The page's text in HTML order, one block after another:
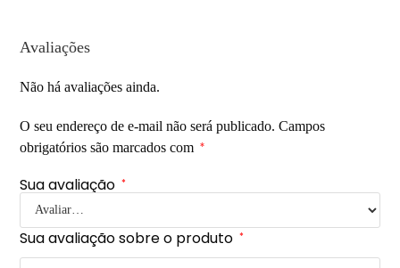
Avaliações
Não há avaliações ainda.
O seu endereço de e-mail não será publicado. Campos
obrigatórios são marcados com
*
Sua avaliação *
Sua avaliação sobre o produto *